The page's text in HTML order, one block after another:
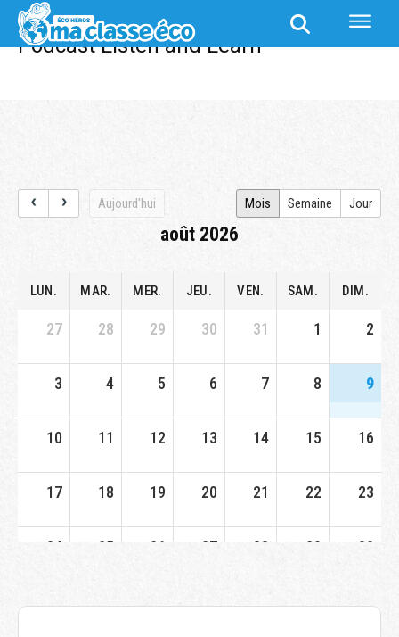
Podcast Listen and Learn
Podcast Listen and Learn
Aujourd'hui Mois Semaine Jour
août 2026
LUN. MAR. MER. JEU. VEN. SAM. DIM.
27 28 29 30 31 1 2
3 4 5 6 7 8 9
10 11 12 13 14 15 16
17 18 19 20 21 22 23
24 25 26 27 28 29 30